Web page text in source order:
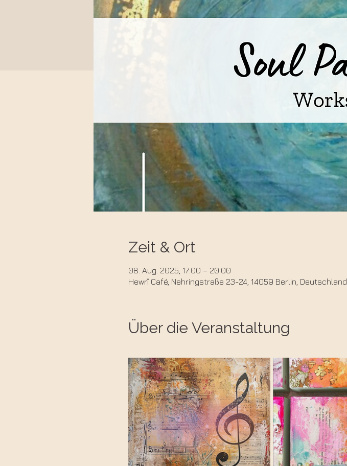
Zeit & Ort
08. Aug. 2025, 17:00 – 20:00
Hewrî Café, Nehringstraße 23-24, 14059 Berlin, Deutschland
Über die Veranstaltung